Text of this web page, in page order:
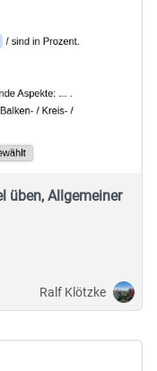
üben, Allgemeiner
Ralf Klötzke